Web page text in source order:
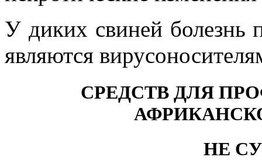
У диких свиней болезнь
являются
СРЕДСТВ ДЛЯ
НЕ